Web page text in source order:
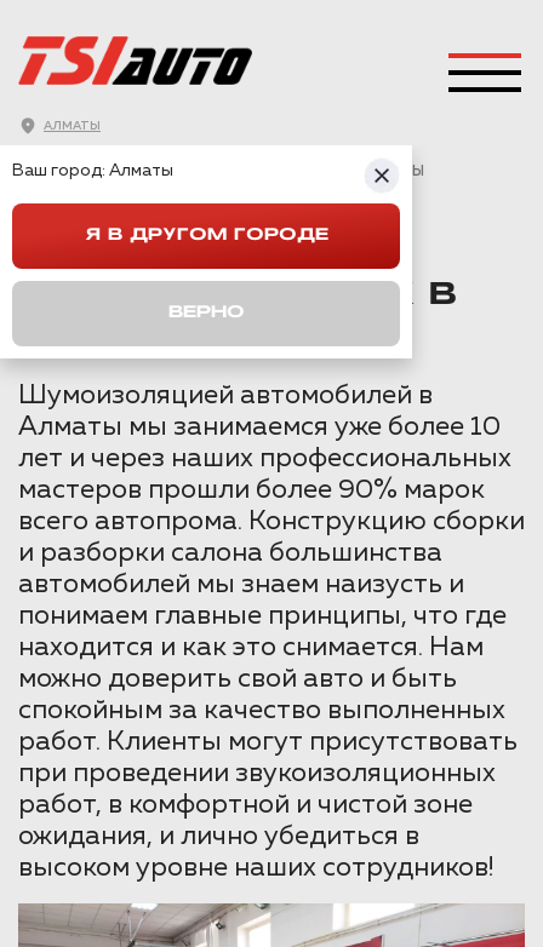
АЛМАТЫ
ШУМОИЗОЛЯЦИЯ SUBARU OUTBACK В АЛМАТЫ
SUBARU OUTBACK В
Шумоизоляцией автомобилей в
Алматы мы занимаемся уже более 10
лет и через наших профессиональных
мастеров прошли более 90% марок
всего автопрома. Конструкцию сборки
и разборки салона большинства
автомобилей мы знаем наизусть и
понимаем главные принципы, что где
находится и как это снимается. Нам
можно доверить свой авто и быть
спокойным за качество выполненных
работ. Клиенты могут присутствовать
при проведении звукоизоляционных
работ, в комфортной и чистой зоне
ожидания, и лично убедиться в
высоком уровне наших сотрудников!
Ваш город: Алматы
Я В ДРУГОМ ГОРОДЕ
ВЕРНО